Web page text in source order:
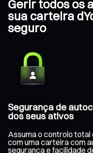
Gerir todos os
sua carteira
seguro
Segurança de
dos seus ativos
Assuma o controlo total
com uma carteira com
segurança e facilidade